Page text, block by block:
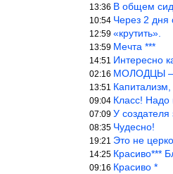
13:36 В общем сидите дома и
10:54 Через 2 дня
12:59 «крутить».
13:59 Мечта ***
14:51 Интересно как там
02:16 МОЛОДЦЫ — А У
13:51 Капитализм,
09:04 Класс! Надо
07:09 У создателя
08:35 Чудесно!
19:21 Это не церковь,
14:25 Красиво***
09:16 Красиво *